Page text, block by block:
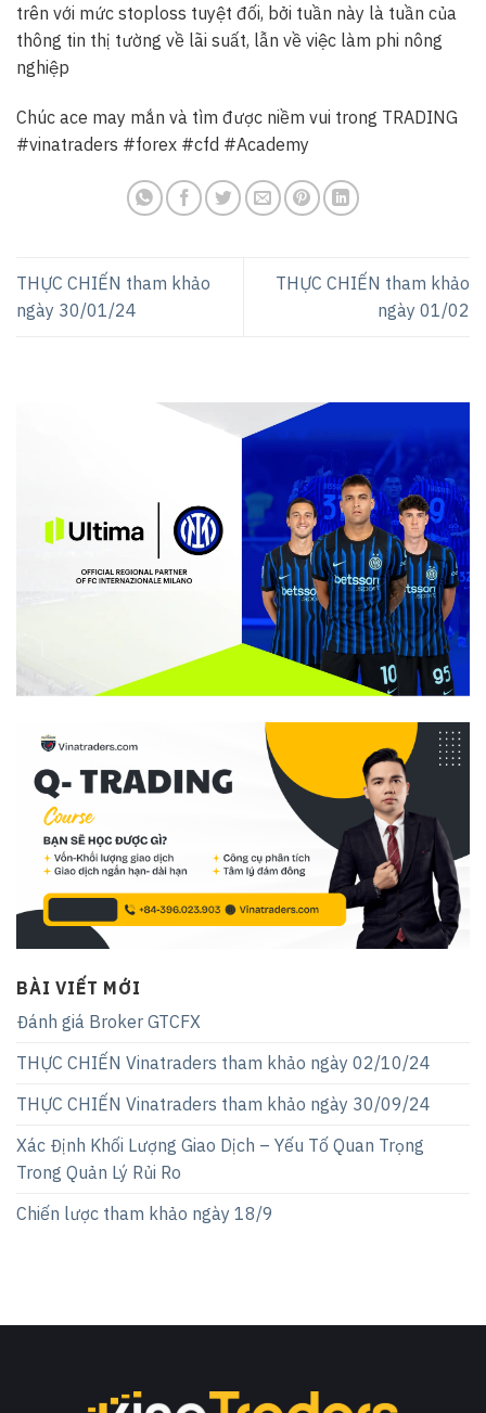
trên với mức stoploss tuyệt đối, bởi tuần này là tuần của
thông tin thị tường về lãi suất, lẫn về việc làm phi nông
nghiệp
Chúc ace may mắn và tìm được niềm vui trong TRADING
#vinatraders #forex #cfd #Academy
THỰC CHIẾN tham khảo
ngày 30/01/24
THỰC CHIẾN tham khảo
ngày 01/02
BÀI VIẾT MỚI
Đánh giá Broker GTCFX
THỰC CHIẾN Vinatraders tham khảo ngày 02/10/24
THỰC CHIẾN Vinatraders tham khảo ngày 30/09/24
Xác Định Khối Lượng Giao Dịch – Yếu Tố Quan Trọng
Trong Quản Lý Rủi Ro
Chiến lược tham khảo ngày 18/9